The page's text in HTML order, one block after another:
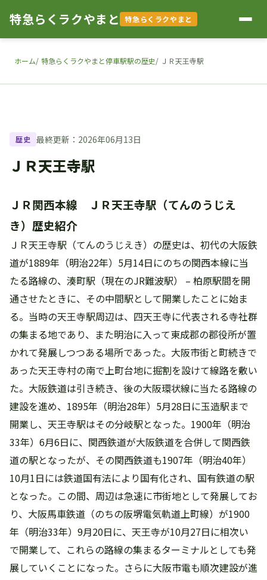
特急らくラクやまと 特急らくラクやまと
ホーム 特急らくラクやまと停車駅駅の歴史 ＪＲ天王寺駅
歴史 最終更新：2026年06月13日
ＪＲ天王寺駅
ＪＲ関西本線 ＪＲ天王寺駅（てんのうじえ
き）歴史紹介
ＪＲ天王寺駅（てんのうじえき）の歴史は、初代の大阪鉄
道が1889年（明治22年）5月14日にのちの関西本線に当
たる路線の、湊町駅（現在のJR難波駅） – 柏原駅間を開
通させたときに、その中間駅として開業したことに始ま
る。当時の天王寺駅周辺は、四天王寺に代表される寺社群
の集まる地であり、また明治に入って東成郡の郡役所が置
かれて発展しつつある場所であった。大阪市街と町続きで
あった天王寺村の南で上町台地に掘割を設けて線路を敷い
た。大阪鉄道は引き続き、後の大阪環状線に当たる路線の
建設を進め、1895年（明治28年）5月28日に玉造駅まで
開業し、天王寺駅はその分岐駅となった。1900年（明治
33年）6月6日に、関西鉄道が大阪鉄道を合併して関西鉄
道の駅となったが、その関西鉄道も1907年（明治40年）
10月1日には鉄道国有法により国有化され、国有鉄道の駅
となった。この間、周辺は急速に市街地として発展してお
り、大阪馬車鉄道（のちの阪堺電気軌道上町線）が1900
年（明治33年）9月20日に、天王寺が10月27日に相次い
で開業して、これらの路線の集まるターミナルとしても発
展していくことになった。さらに大阪市電も順次建設が進